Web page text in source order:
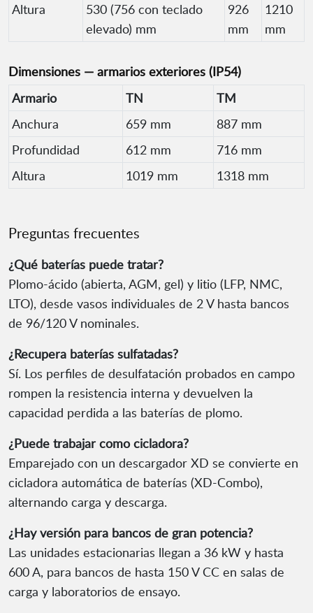
Altura
530 (756 con teclado
elevado) mm
926
mm
1210
mm
Dimensiones — armarios exteriores (IP54)
Armario
TN
TM
Anchura
659 mm
887 mm
Profundidad
612 mm
716 mm
Altura
1019 mm 1318 mm
Preguntas frecuentes
¿Qué baterías puede tratar?
Plomo-ácido (abierta, AGM, gel) y litio (LFP, NMC,
LTO), desde vasos individuales de 2 V hasta bancos
de 96/120 V nominales.
¿Recupera baterías sulfatadas?
Sí. Los perfiles de desulfatación probados en campo
rompen la resistencia interna y devuelven la
capacidad perdida a las baterías de plomo.
¿Puede trabajar como cicladora?
Emparejado con un descargador XD se convierte en
cicladora automática de baterías (XD-Combo),
alternando carga y descarga.
¿Hay versión para bancos de gran potencia?
Las unidades estacionarias llegan a 36 kW y hasta
600 A, para bancos de hasta 150 V CC en salas de
carga y laboratorios de ensayo.